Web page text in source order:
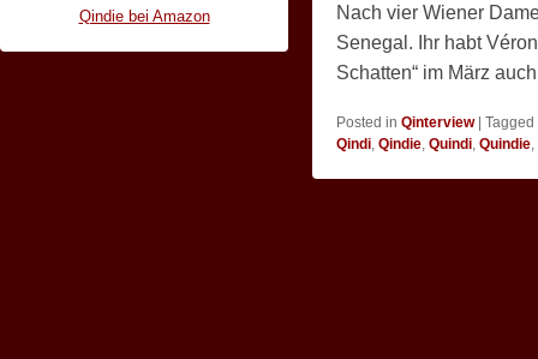
Nach vier Wiener
Senegal. Ihr habt
Schatten“ im März
Posted in Qinterview | Tagged
Qindi Qindie Quindi Quindie
Qindie bei Amazon